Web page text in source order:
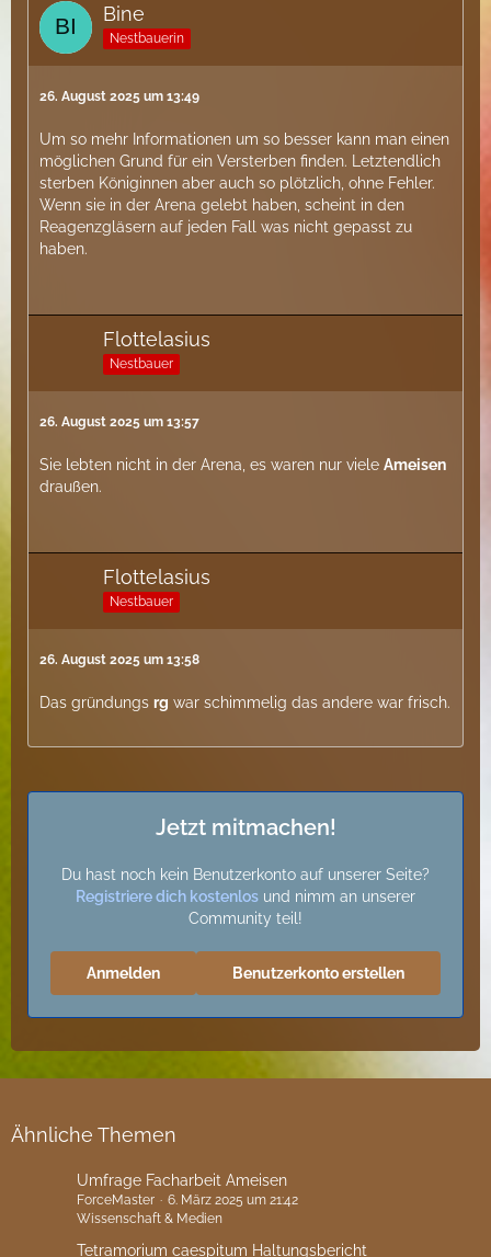
Bine
Nestbauerin
26. August 2025 um 13:49
Um so mehr Informationen um so besser kann man einen
möglichen Grund für ein Versterben finden. Letztendlich
sterben Königinnen aber auch so plötzlich, ohne Fehler.
Wenn sie in der Arena gelebt haben, scheint in den
Reagenzgläsern auf jeden Fall was nicht gepasst zu
haben.
Flottelasius
Nestbauer
26. August 2025 um 13:57
Sie lebten nicht in der Arena, es waren nur viele Ameisen
draußen.
Flottelasius
Nestbauer
26. August 2025 um 13:58
Das gründungs rg war schimmelig das andere war frisch.
Jetzt mitmachen!
Du hast noch kein Benutzerkonto auf unserer Seite?
Registriere dich kostenlos und nimm an unserer
Community teil!
Benutzerkonto erstellen
Anmelden
Ähnliche Themen
Umfrage Facharbeit Ameisen
ForceMaster
6. März 2025 um 21:42
Wissenschaft & Medien
Tetramorium caespitum Haltungsbericht